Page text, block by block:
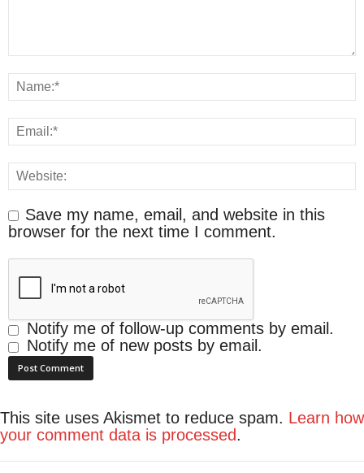
Save my name, email, and website in this
browser for the next time I comment.
Notify me of follow-up comments by email.
Notify me of new posts by email.
This site uses Akismet to reduce spam. Learn how
your comment data is processed.